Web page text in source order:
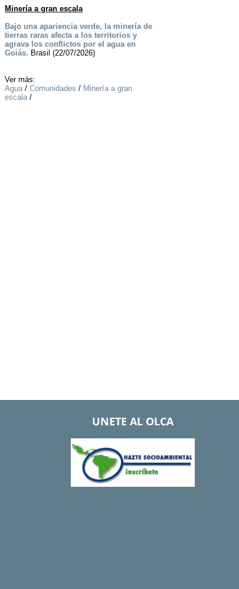
Minería a gran escala
Bajo una apariencia verde, la minería de
tierras raras afecta a los territorios y
agrava los conflictos por el agua en
Goiás. Brasil (22/07/2026)
Ver más:
Agua/ Comunidades / Minería a gran
escala/
UNETE AL OLCA